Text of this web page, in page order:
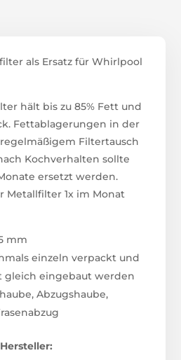
als Ersatz für Whirlpool
hält bis zu 85% Fett und
Fettablagerungen in der
Filtertausch
Kochverhalten sollte
ersetzt werden.
Metallfilter 1x im Monat
mm
einzeln verpackt und
gleich eingebaut werden
Abzugshaube,